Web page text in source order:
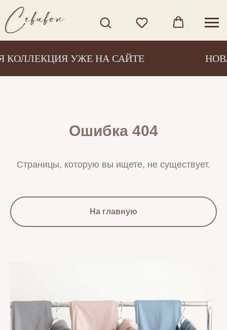
КОЛЛЕКЦИЯ УЖЕ НА САЙТЕ
Ошибка 404
Страницы, которую вы ищете, не существует.
На главную